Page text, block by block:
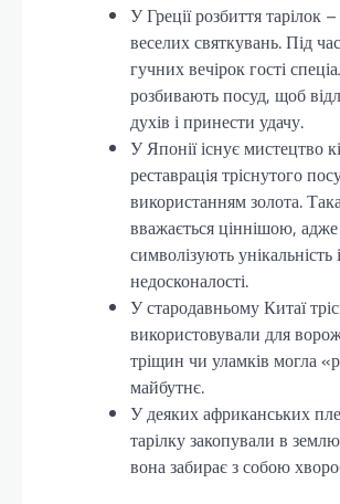
У Греції розбиття тарілок
веселих святкувань. Під
гучних вечірок гості
розбивають посуд, щоб
духів і принести удачу.
У Японії існує мистецтво
реставрація тріснутого
використанням золота.
вважається ціннішою,
символізують унікальність
недосконалості.
У стародавньому Китаї
використовували для
тріщин чи уламків могла
майбутнє.
У деяких африканських
тарілку закопували в
вона забирає з собою